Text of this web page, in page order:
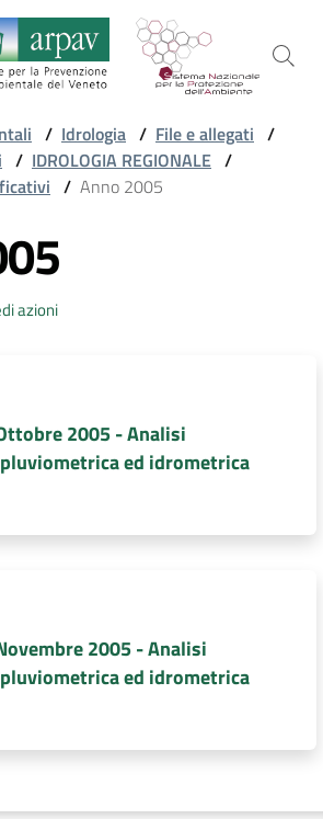
/ Idrologia / File e allegati /
/ IDROLOGIA REGIONALE /
/ Anno 2005
azioni
2005 - Analisi
ed idrometrica
2005 - Analisi
ed idrometrica